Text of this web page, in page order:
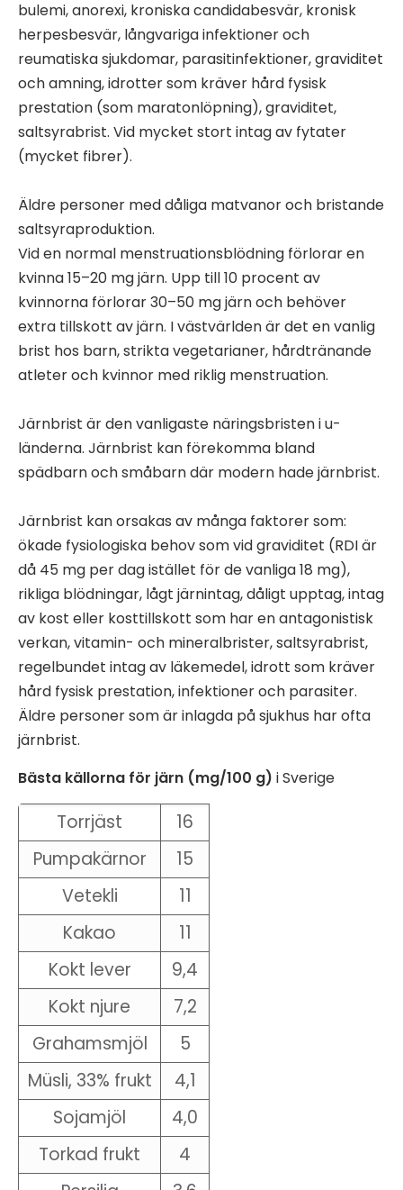
bulemi, anorexi, kroniska candidabesvär, kronisk
herpesbesvär, långvariga infektioner och
reumatiska sjukdomar, parasitinfektioner, graviditet
och amning, idrotter som kräver hård fysisk
prestation (som maratonlöpning), graviditet,
saltsyrabrist. Vid mycket stort intag av fytater
(mycket fibrer).
Äldre personer med dåliga matvanor och bristande
saltsyraproduktion.
Vid en normal menstruationsblödning förlorar en
kvinna 15–20 mg järn. Upp till 10 procent av
kvinnorna förlorar 30–50 mg järn och behöver
extra tillskott av järn. I västvärlden är det en vanlig
brist hos barn, strikta vegetarianer, hårdtränande
atleter och kvinnor med riklig menstruation.
Järnbrist är den vanligaste näringsbristen i u-
länderna. Järnbrist kan förekomma bland
spädbarn och småbarn där modern hade järnbrist.
Järnbrist kan orsakas av många faktorer som:
ökade fysiologiska behov som vid graviditet (RDI är
då 45 mg per dag istället för de vanliga 18 mg),
rikliga blödningar, lågt järnintag, dåligt upptag, intag
av kost eller kosttillskott som har en antagonistisk
verkan, vitamin- och mineralbrister, saltsyrabrist,
regelbundet intag av läkemedel, idrott som kräver
hård fysisk prestation, infektioner och parasiter.
Äldre personer som är inlagda på sjukhus har ofta
järnbrist.
Bästa källorna för järn (mg/100 g) i Sverige
Torrjäst
16
Pumpakärnor
15
Vetekli
11
Kakao
11
Kokt lever
9,4
Kokt njure
7,2
Grahamsmjöl
5
Müsli, 33% frukt
4,1
Sojamjöl
4,0
Torkad frukt
4